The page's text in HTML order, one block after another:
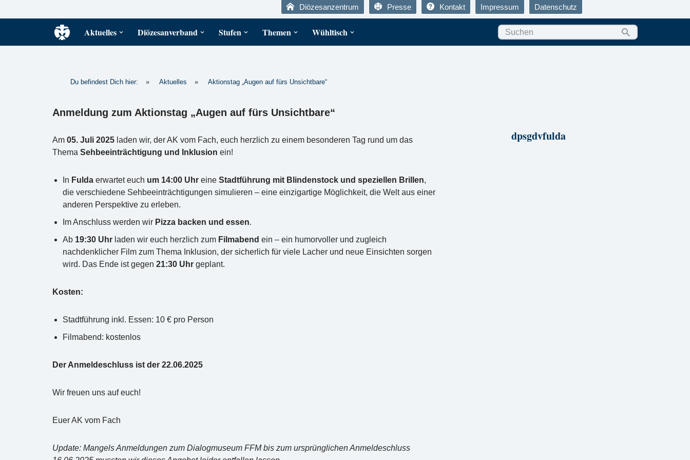
Diözesanzentrum Presse Kontakt Impressum Datenschutz
Aktuelles Diözesanverband Stufen Themen Wühltisch
Du befindest Dich hier: » Aktuelles » Aktionstag „Augen auf fürs Unsichtbare“
Anmeldung zum Aktionstag „Augen auf fürs Unsichtbare“
Am 05. Juli 2025 laden wir, der AK vom Fach, euch herzlich zu einem besonderen Tag rund um das
Thema Sehbeeinträchtigung und Inklusion ein!
In Fulda erwartet euch um 14:00 Uhr eine Stadtführung mit Blindenstock und speziellen Brillen,
die verschiedene Sehbeeinträchtigungen simulieren – eine einzigartige Möglichkeit, die Welt aus einer
anderen Perspektive zu erleben.
Im Anschluss werden wir Pizza backen und essen.
Ab 19:30 Uhr laden wir euch herzlich zum Filmabend ein – ein humorvoller und zugleich
nachdenklicher Film zum Thema Inklusion, der sicherlich für viele Lacher und neue Einsichten sorgen
wird. Das Ende ist gegen 21:30 Uhr geplant.
Kosten:
Stadtführung inkl. Essen: 10 € pro Person
Filmabend: kostenlos
Der Anmeldeschluss ist der 22.06.2025
Wir freuen uns auf euch!
Euer AK vom Fach
Update: Mangels Anmeldungen zum Dialogmuseum FFM bis zum ursprünglichen Anmeldeschluss
dpsgdvfulda